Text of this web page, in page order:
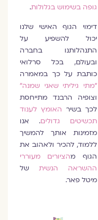
גופה בשימוש בגלולות.
דימוי הגוף האישי שלנו
יכול להשפיע על
התנהלותנו בחברה
ובעולם, בכל סרלואי
כותבת על כך במאמרה
"מתי גיליתי שאני שמנה"
וצופיה הרבנד מתייחסת
לכך בשירהאומץ לענוד
תכשיטים גדולים. אנו
מזמינות אותך להמשיך
ללמוד, להכיר ולאהוב את
הגוף מ הציורים מעוררי
ההשראה הנשיתשל
מיטל פאר.